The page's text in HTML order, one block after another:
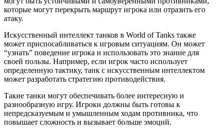
которые могут перекрыть маршрут игрока или отразить его
атаку.
Искусственный интеллект танков в World of Tanks также
может приспосабливаться к игровым ситуациям. Он может
“узнать” поведение игрока и использовать это знание для
своей пользы. Например, если игрок часто использует
определенную тактику, танк с искусственным интеллектом
может разработать стратегию противодействия.
Такие танки могут обеспечивать более интересную и
разнообразную игру. Игроки должны быть готовы к
непредсказуемым и умышленным ходам противника, что
повышает сложность и вызывает больше эмоций.